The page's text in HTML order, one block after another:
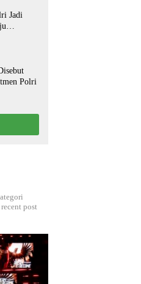
Jadi
Polri
post